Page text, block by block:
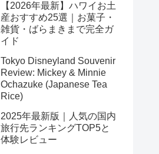
【2026年最新】ハワイお土
産おすすめ25選｜お菓子・
雑貨・ばらまきまで完全ガ
イド
Tokyo Disneyland Souvenir
Review: Mickey & Minnie
Ochazuke (Japanese Tea
Rice)
2025年最新版｜人気の国内
旅行先ランキングTOP5と
体験レビュー